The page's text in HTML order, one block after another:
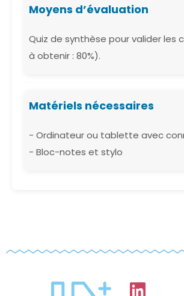
Moyens d’évaluation
Quiz de synthèse pour valider les
à obtenir : 80%).
Matériels nécessaires
- Ordinateur ou tablette avec
- Bloc-notes et stylo